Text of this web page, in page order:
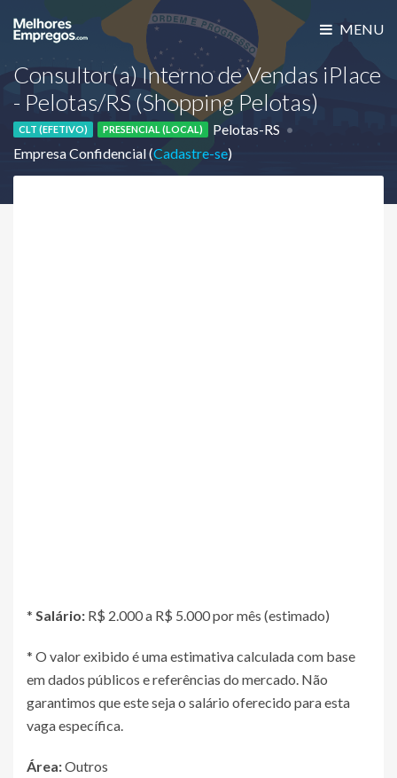
MENU
Consultor(a) Interno de Vendas iPlace
- Pelotas/RS (Shopping Pelotas)
CLT (EFETIVO) PRESENCIAL (LOCAL)
Pelotas-RS
Empresa Confidencial (Cadastre-se)
* Salário: R$ 2.000 a R$ 5.000 por mês (estimado)
* O valor exibido é uma estimativa calculada com base
em dados públicos e referências do mercado. Não
garantimos que este seja o salário oferecido para esta
vaga específica.
Área:Outros